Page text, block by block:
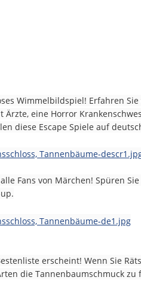
Wimmelbildspiel! Erfahren
Ärzte, eine Horror
diese Escape Spiele auf
alle Fans von Märchen!
erscheint! Wenn Sie
die Tannenbaumschmuck zu